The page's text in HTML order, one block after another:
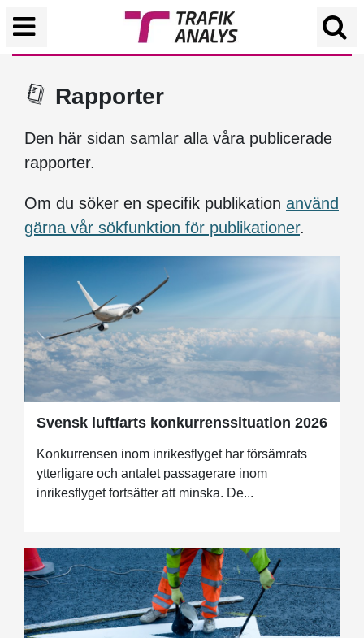
Rapporter
Den här sidan samlar alla våra publicerade
rapporter.
Om du söker en specifik publikation använd
gärna vår sökfunktion för publikationer.
Svensk luftfarts konkurrenssituation 2026
Konkurrensen inom inrikesflyget har försämrats
ytterligare och antalet passagerare inom
inrikesflyget fortsätter att minska. De...